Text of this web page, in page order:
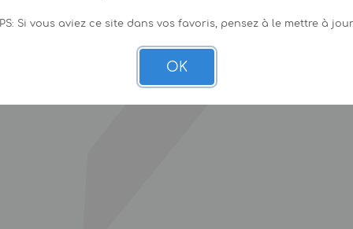
PS: Si vous aviez ce site dans vos favoris, pensez à le mettre à
OK